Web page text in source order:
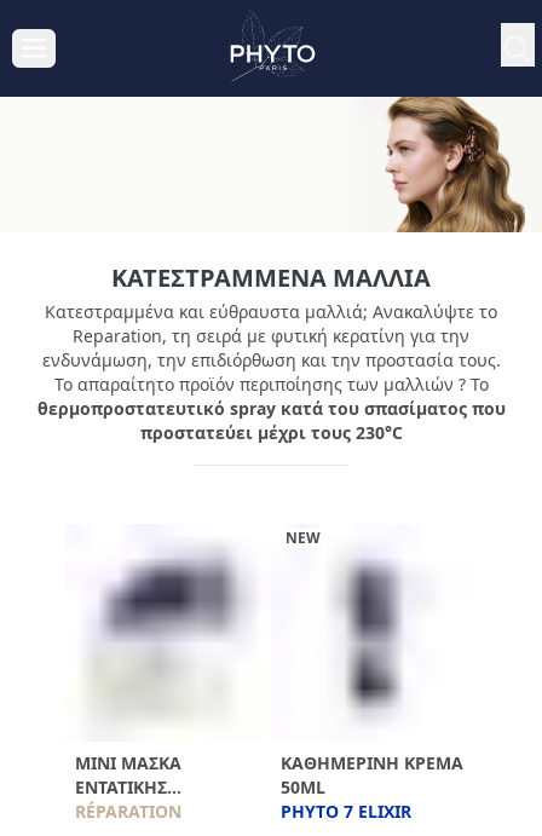
ΚΑΤΕΣΤΡΑΜΜΈΝΑ ΜΑΛΛΙΆ
Κατεστραμμένα και εύθραυστα μαλλιά; Ανακαλύψτε το
Reparation, τη σειρά με φυτική κερατίνη για την
ενδυνάμωση, την επιδιόρθωση και την προστασία τους.
Το απαραίτητο προϊόν περιποίησης των μαλλιών ? Το
θερμοπροστατευτικό spray κατά του σπασίματος που
προστατεύει μέχρι τους 230°C
ΜΊΝΙ ΜΆΣΚΑ
ΕΝΤΑΤΙΚΉΣ
ΕΠΑΝΌΡΘΩΣΗΣ
RÉPARATION
NEW
ΚΑΘΗΜΕΡΙΝΉ ΚΡΈΜΑ
50ML
PHYTO 7 ELIXIR